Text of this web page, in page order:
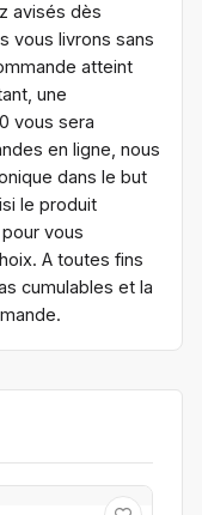
avisés dès
vous livrons sans
atteint
une
vous sera
en ligne, nous
dans le but
le produit
vous
A toutes fins
cumulables et la